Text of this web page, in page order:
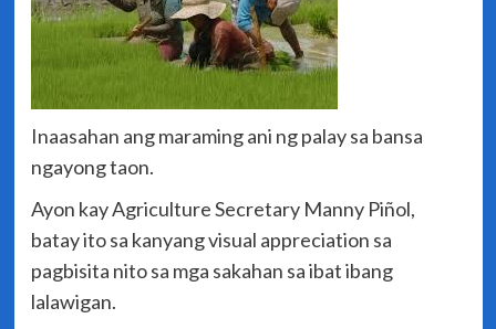
Inaasahan ang maraming ani ng palay sa bansa
ngayong taon.
Ayon kay Agriculture Secretary Manny Piñol,
batay ito sa kanyang visual appreciation sa
pagbisita nito sa mga sakahan sa ibat ibang
lalawigan.